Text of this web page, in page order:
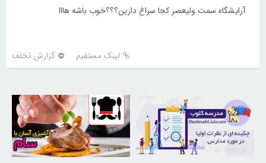
آرایشگاه سمت ولیعصر کجا سراغ دارین؟؟؟خوب باشه هااا
لینک مستقیم گزارش تخلف
30260869